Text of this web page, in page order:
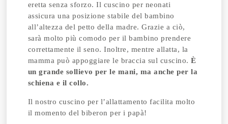
eretta senza sforzo. Il cuscino per neonati
assicura una posizione stabile del bambino
all’altezza del petto della madre. Grazie a ciò,
sarà molto più comodo per il bambino prendere
correttamente il seno.Inoltre, mentre allatta, la
mamma può appoggiare le braccia sul cuscino.È
un grande sollievo per le mani, ma anche per la
schiena e il collo.
Il nostro cuscino per l’allattamento facilita molto
il momento del biberon per i papà!